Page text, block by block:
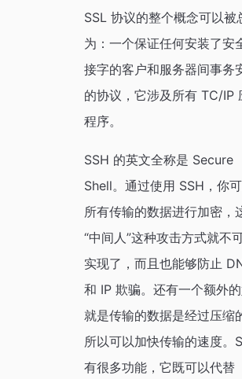
SSL 协议的整个概念可以被
为：一个保证任何安装了安
接字的客户和服务器间事务
的协议，它涉及所有 TC/IP
程序。
SSH 的英文全称是 Secure
Shell。通过使用 SSH，你
所有传输的数据进行加密，
“中间人”这种攻击方式就不
实现了，而且也能够防止
和 IP 欺骗。还有一个额外
就是传输的数据是经过压缩
所以可以加快传输的速度。
有很多功能，它既可以代替